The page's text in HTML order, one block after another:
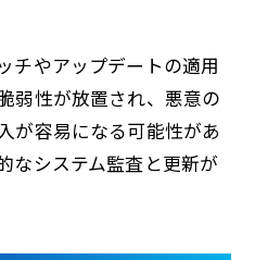
チやアップデートの適用
弱性が放置され、悪意の
が容易になる可能性があ
なシステム監査と更新が